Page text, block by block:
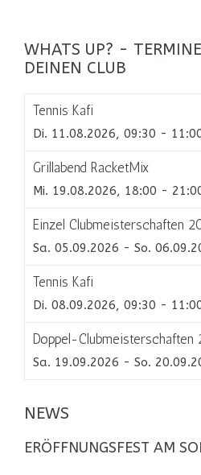
WHATS UP? -
DEINEN CLUB
Tennis Kafi
Di. 11.08.2026, 09:30 -
Grillabend RacketMix
Mi. 19.08.2026, 18:00 -
Einzel Clubmeisterschaften
Sa. 05.09.2026 - So.
Tennis Kafi
Di. 08.09.2026, 09:30 -
Doppel-Clubmeisterschaften
Sa. 19.09.2026 - So.
NEWS
ERÖFFNUNGSFEST AM